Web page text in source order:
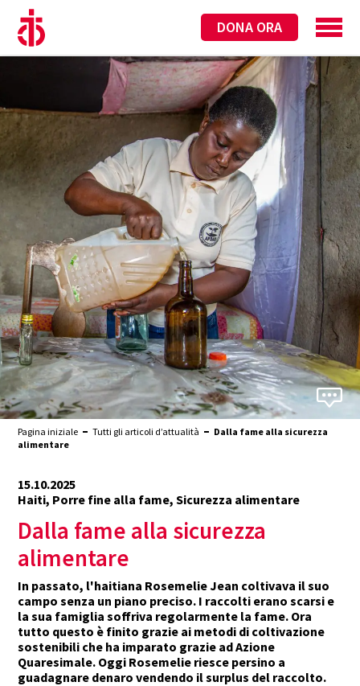
DONA ORA
Pagina iniziale Tutti gli articoli d’attualità
Dalla fame alla sicurezza
alimentare
15.10.2025
Haiti, Porre fine alla fame, Sicurezza alimentare
Dalla fame alla sicurezza
alimentare
In passato, l'haitiana Rosemelie Jean coltivava il suo
campo senza un piano preciso. I raccolti erano scarsi e
la sua famiglia soffriva regolarmente la fame. Ora
tutto questo è finito grazie ai metodi di coltivazione
sostenibili che ha imparato grazie ad Azione
Quaresimale. Oggi Rosemelie riesce persino a
guadagnare denaro vendendo il surplus del raccolto.